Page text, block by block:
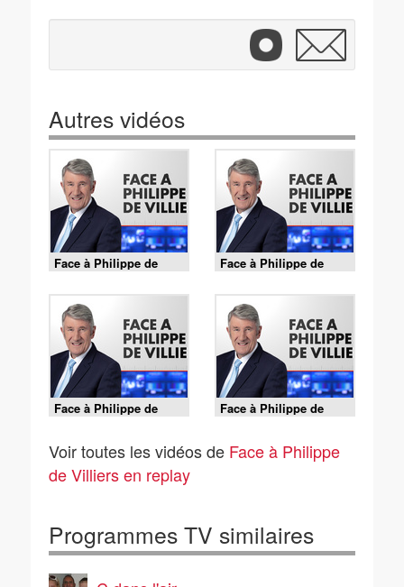
Autres vidéos
Face à Philippe de
Villiers (Émission du
10/07/2026)
Face à Philippe de
Villiers (Émission du
03/07/2026)
Face à Philippe de
Villiers (Émission du
Face à Philippe de
Villiers (Émission du
Voir toutes les vidéos de Face à Philippe
de Villiers en replay
Programmes TV similaires